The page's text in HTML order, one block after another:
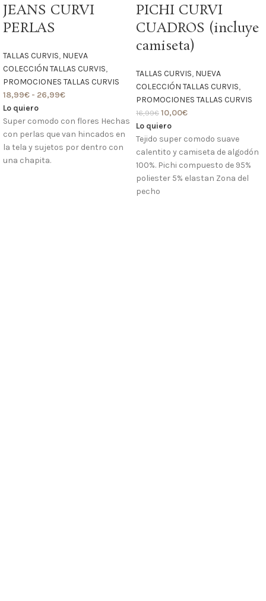
JEANS CURVI
PERLAS
TALLAS CURVIS, NUEVA
COLECCIÓN TALLAS CURVIS,
PROMOCIONES TALLAS CURVIS
18,99€ - 26,99€
Lo quiero
Super comodo con flores Hechas
con perlas que van hincados en
la tela y sujetos por dentro con
una chapita.
PICHI CURVI
CUADROS (incluye
camiseta)
TALLAS CURVIS, NUEVA
COLECCIÓN TALLAS CURVIS,
PROMOCIONES TALLAS CURVIS
16,99€ 10,00€
Lo quiero
Tejido super comodo suave
calentito y camiseta de algodón
100%. Pichi compuesto de 95%
poliester 5% elastan Zona del
pecho